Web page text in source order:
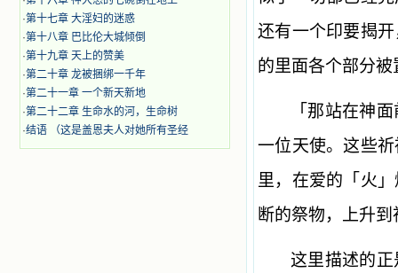
·第十七章 大淫妇的迷惑
·第十八章 巴比伦大城倾倒
·第十九章 天上的赞美
·第二十章 龙被捆绑一千年
·第二十一章 一个新天新地
·第二十二章 生命水的河，生命树
·结语 （这是盖恩夫人对她所有圣经
还有一个印要揭
的里面各个部分
「那站在神
一位天使。这些
里，在爱的「火
断的祭物，上升到
这里描述的